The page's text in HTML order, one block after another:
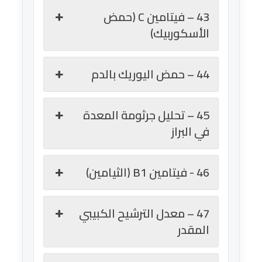
43 – فيتامين C (حمض
الأسكوربيك)
44 – حمض اليوريك بالدم
45 – تحليل جرثومة المعدة
في البراز
46 - فيتامين B1 (الثيامين)
47 – معدل الترشيح الكبيبي
المقدر